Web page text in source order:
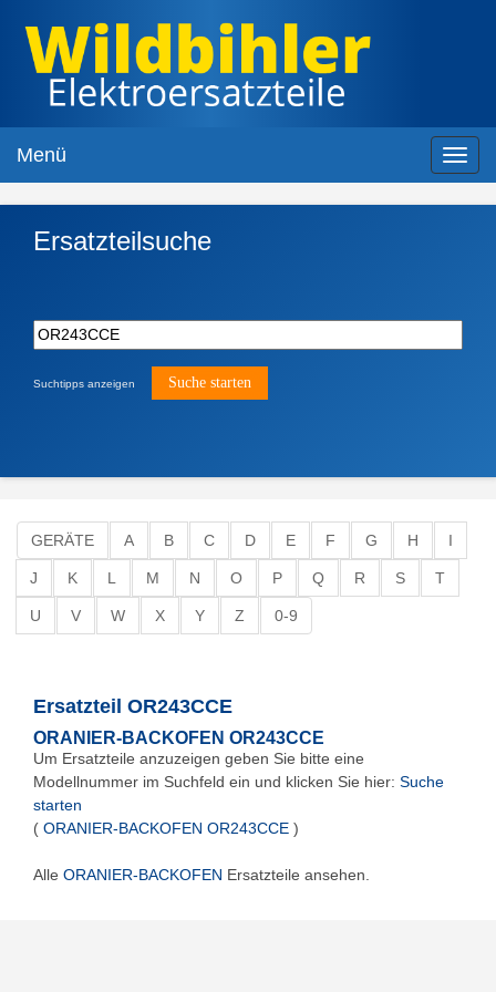
Menü
Ersatzteilsuche
Suchtipps anzeigen
GERÄTE A B C D E F G H I
J K L M N O P Q R S T
U V W X Y Z 0-9
Ersatzteil OR243CCE
ORANIER-BACKOFEN OR243CCE
Um Ersatzteile anzuzeigen geben Sie bitte eine
Modellnummer im Suchfeld ein und klicken Sie hier: Suche
starten
( ORANIER-BACKOFEN OR243CCE )
Alle ORANIER-BACKOFEN Ersatzteile ansehen.